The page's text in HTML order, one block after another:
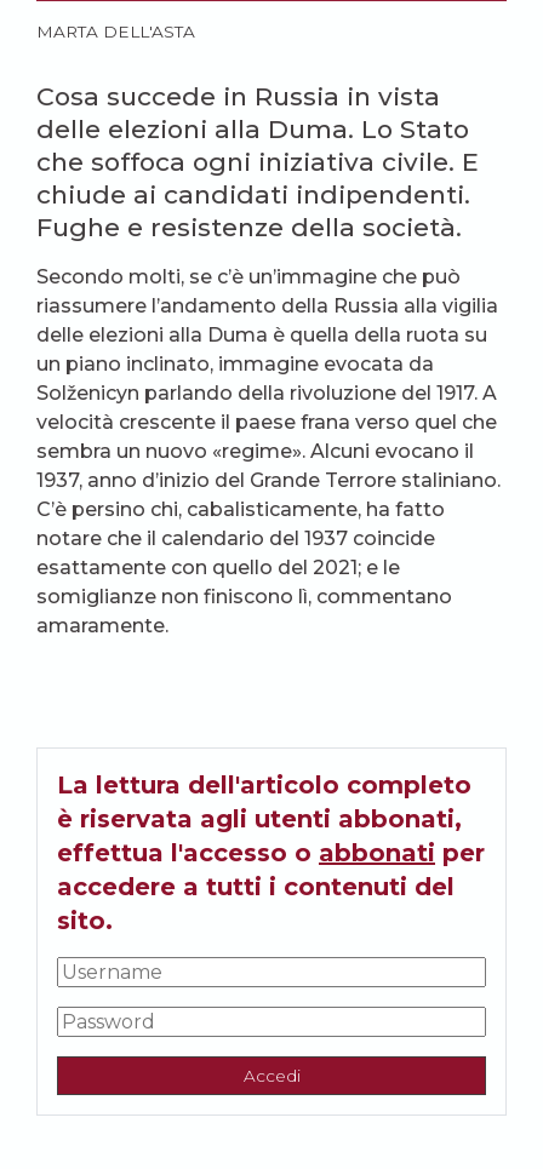
MARTA DELL'ASTA
Cosa succede in Russia in vista
delle elezioni alla Duma. Lo Stato
che soffoca ogni iniziativa civile. E
chiude ai candidati indipendenti.
Fughe e resistenze della società.
Secondo molti, se c’è un’immagine che può
riassumere l’andamento della Russia alla vigilia
delle elezioni alla Duma è quella della ruota su
un piano inclinato, immagine evocata da
Solženicyn parlando della rivoluzione del 1917. A
velocità crescente il paese frana verso quel che
sembra un nuovo «regime». Alcuni evocano il
1937, anno d’inizio del Grande Terrore staliniano.
C’è persino chi, cabalisticamente, ha fatto
notare che il calendario del 1937 coincide
esattamente con quello del 2021; e le
somiglianze non finiscono lì, commentano
amaramente.
La lettura dell'articolo completo
è riservata agli utenti abbonati,
effettua l'accesso o abbonati per
accedere a tutti i contenuti del
sito.
Accedi